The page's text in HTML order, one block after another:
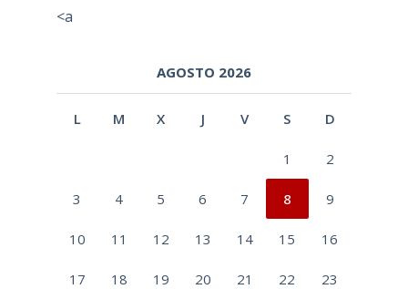
<a
AGOSTO 2026
L M X J V S D
1 2
3 4 5 6 7 8 9
10 11 12 13 14 15 16
17 18 19 20 21 22 23